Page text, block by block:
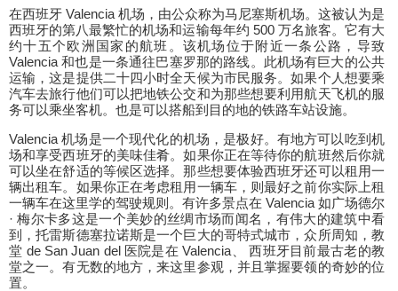
在西班牙 Valencia 机场，由公众称为马尼塞斯机场。这被认为是
西班牙的第八最繁忙的机场和运输每年约 500 万名旅客。它有大
约十五个欧洲国家的航班。该机场位于附近一条公路，导致
Valencia 和也是一条通往巴塞罗那的路线。此机场有巨大的公共
运输，这是提供二十四小时全天候为市民服务。如果个人想要乘
汽车去旅行他们可以把地铁公交和为那些想要利用航天飞机的服
务可以乘坐客机。也是可以搭船到目的地的铁路车站设施。
Valencia 机场是一个现代化的机场，是极好。有地方可以吃到机
场和享受西班牙的美味佳肴。如果你正在等待你的航班然后你就
可以坐在舒适的等候区选择。那些想要体验西班牙还可以租用一
辆出租车。如果你正在考虑租用一辆车，则最好之前你实际上租
一辆车在这里学的驾驶规则。有许多景点在 Valencia 如广场德尔
· 梅尔卡多这是一个美妙的丝绸市场而闻名，有伟大的建筑中看
到，托雷斯德塞拉诺斯是一个巨大的哥特式城市，众所周知，教
堂 de San Juan del 医院是在 Valencia、 西班牙目前最古老的教
堂之一。有无数的地方，来这里参观，并且掌握要领的奇妙的位
置。